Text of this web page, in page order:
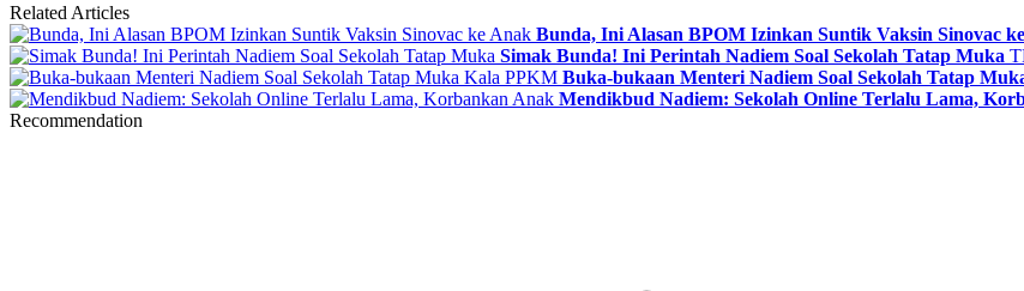
Related Articles
Bunda, Ini Alasan BPOM Izinkan Suntik Vaksin Sinovac
Simak Bunda! Ini Perintah Nadiem Soal Sekolah Tatap Muka
Buka-bukaan Menteri Nadiem Soal Sekolah Tatap
Mendikbud Nadiem: Sekolah Online Terlalu Lama,
Recommendation